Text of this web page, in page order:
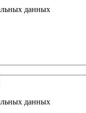
данных
данных